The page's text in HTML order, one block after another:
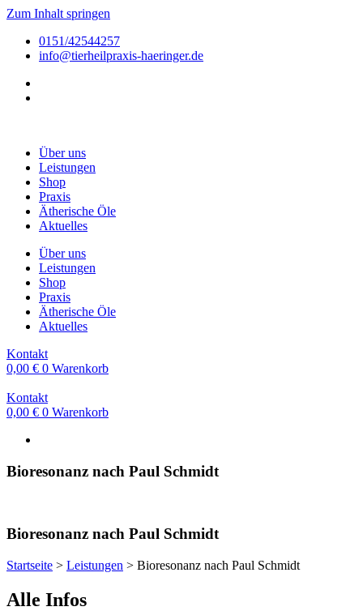
Zum Inhalt springen
0151/42544257
info@tierheilpraxis-haeringer.de
Über uns
Leistungen
Shop
Praxis
Ätherische Öle
Aktuelles
Über uns
Leistungen
Shop
Praxis
Ätherische Öle
Aktuelles
Kontakt
0,00 € 0 Warenkorb
Kontakt
0,00 € 0 Warenkorb
Bioresonanz nach Paul Schmidt
Bioresonanz nach Paul Schmidt
Startseite > Leistungen > Bioresonanz nach Paul Schmidt
Alle Infos